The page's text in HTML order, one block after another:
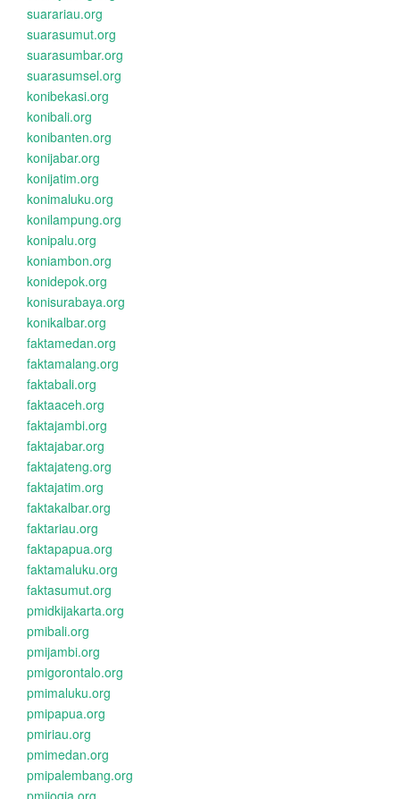
suarariau.org
suarasumut.org
suarasumbar.org
suarasumsel.org
konibekasi.org
konibali.org
konibanten.org
konijabar.org
konijatim.org
konimaluku.org
konilampung.org
konipalu.org
koniambon.org
konidepok.org
konisurabaya.org
konikalbar.org
faktamedan.org
faktamalang.org
faktabali.org
faktaaceh.org
faktajambi.org
faktajabar.org
faktajateng.org
faktajatim.org
faktakalbar.org
faktariau.org
faktapapua.org
faktamaluku.org
faktasumut.org
pmidkijakarta.org
pmibali.org
pmijambi.org
pmigorontalo.org
pmimaluku.org
pmipapua.org
pmiriau.org
pmimedan.org
pmipalembang.org
pmijogja.org